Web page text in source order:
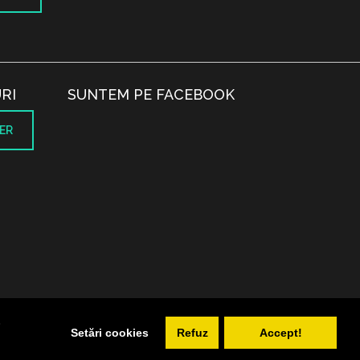
Setări cookies Refuz Accept!
SUNTEM PE FACEBOOK